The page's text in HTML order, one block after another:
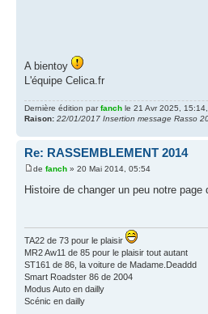
A bientoy
L'équipe Celica.fr
Dernière édition parfanch le 21 Avr 2025,
Raison: 22/01/2017 Insertion message Rasso
Re: RASSEMBLEMENT 2014
de fanch » 20 Mai 2014, 05:54
Histoire de changer un peu notre
TA22 de 73 pour le plaisir
MR2 Aw11 de 85 pour le plaisir tout autant
ST161 de 86, la voiture de Madame.Deaddd
Smart Roadster 86 de 2004
Modus Auto en dailly
Scénic en dailly